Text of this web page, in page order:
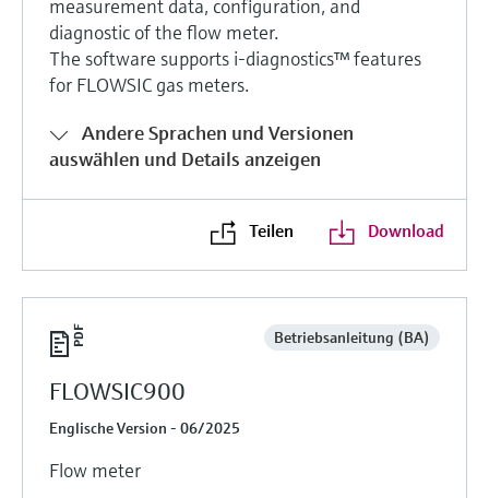
Device Viewer
Produktspezifische Informationen und
Dokumente finden
Ersatzteilsuche
Ersatzteile anhand von Produktwurzel,
Füllstandsmessung
Füllstandsmessung Druck
Alle ansehen
Analysatoren für Härte, Eisen,
Aluminium & Chromat
Mikrowellentransmission
Alle ansehen
measurement data, configuration, and
diagnostic of the flow meter.
The software supports i-diagnostics™ features
for FLOWSIC gas meters.
Andere Sprachen und Versionen
auswählen und Details anzeigen
Teilen Download
Betriebsanleitung (BA)
FLOWSIC900
Englische Version - 06/2025
Flow meter